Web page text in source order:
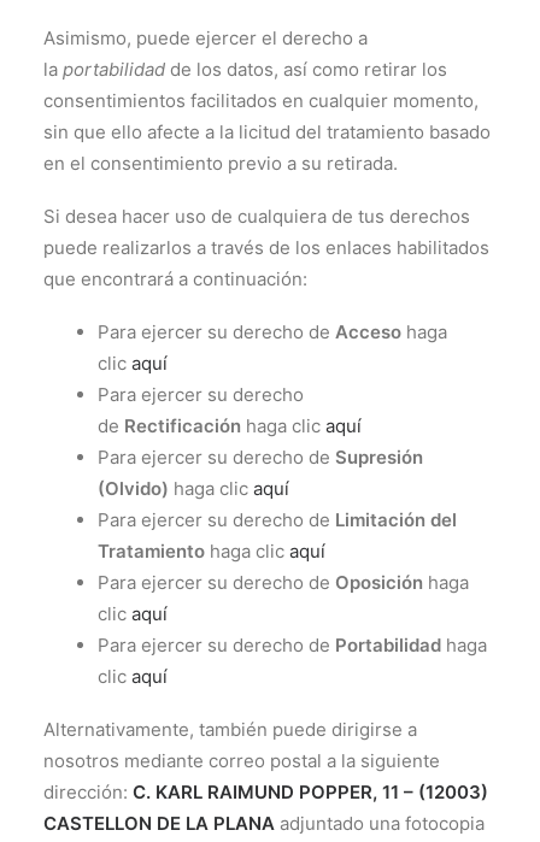
Asimismo, puede ejercer el derecho a
la portabilidad de los datos, así como retirar los
consentimientos facilitados en cualquier momento,
sin que ello afecte a la licitud del tratamiento basado
en el consentimiento previo a su retirada.
Si desea hacer uso de cualquiera de tus derechos
puede realizarlos a través de los enlaces habilitados
que encontrará a continuación:
Para ejercer su derecho de Acceso haga
clic aquí
Para ejercer su derecho
de Rectificación haga clic aquí
Para ejercer su derecho de Supresión
(Olvido) haga clic aquí
Para ejercer su derecho de Limitación del
Tratamiento haga clic aquí
Para ejercer su derecho de Oposición haga
clic aquí
Para ejercer su derecho de Portabilidad haga
clic aquí
Alternativamente, también puede dirigirse a
nosotros mediante correo postal a la siguiente
dirección: C. KARL RAIMUND POPPER, 11 – (12003)
CASTELLON DE LA PLANA adjuntado una fotocopia